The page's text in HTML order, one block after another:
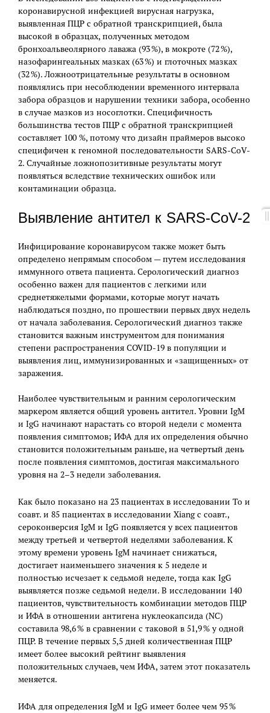
коронавирусной инфекцией вирусная нагрузка,
выявленная ПЦР с обратной транскрипцией, была
высокой в образцах, полученных методом
бронхоальвеолярного лаважа (93 %), в мокроте (72 %),
назофарингеальных мазках (63 %) и глоточных мазках
(32 %). Ложноотрицательные результаты в основном
появлялись при несоблюдении временного интервала
забора образцов и нарушении техники забора, особенно
в случае мазков из носоглотки. Специфичность
большинства тестов ПЦР с обратной транскрипцией
составляет 100 %, потому что дизайн праймеров высоко
специфичен к геномной последовательности SARS-CoV-
2. Случайные ложнопозитивные результаты могут
появляться вследствие технических ошибок или
контаминации образца.
Выявление антител к SARS-CoV-2
Инфицирование коронавирусом также может быть
определено непрямым способом — путем исследования
иммунного ответа пациента. Серологический диагноз
особенно важен для пациентов с легкими или
среднетяжелыми формами, которые могут начать
наблюдаться поздно, по прошествии первых двух недель
от начала заболевания. Серологический диагноз также
становится важным инструментом для понимания
степени распространения COVID-19 в популяции и
выявления лиц, иммунизированных и «защищенных» от
заражения.
Наиболее чувствительным и ранним серологическим
маркером является общий уровень антител. Уровни IgM
и IgG начинают нарастать со второй недели с момента
появления симптомов; ИФА для их определения обычно
становится положительным раньше, на четвертый день
после появления симптомов, достигая максимального
уровня на 2–3 недели заболевания.
Как было показано на 23 пациентах в исследовании To и
соавт. и 85 пациентах в исследовании Xiang с соавт.,
сероконверсия IgM и IgG появляется у всех пациентов
между третьей и четвертой неделями заболевания. К
этому времени уровень IgM начинает снижаться,
достигает наименьшего значения к 5 неделе и
полностью исчезает к седьмой неделе, тогда как IgG
выявляется позже седьмой недели. В исследовании 140
пациентов, чувствительность комбинации методов ПЦР
и ИФА в отношении антигена нуклеокапсида (NC)
составила 98,6 % в сравнении с таковой в 51,9 % у одной
ПЦР. В течение первых 5,5 дней количественная ПЦР
имеет более высокий рейтинг выявления
положительных случаев, чем ИФА, затем этот показатель
меняется.
ИФА для определения IgM и IgG имеет более чем 95 %